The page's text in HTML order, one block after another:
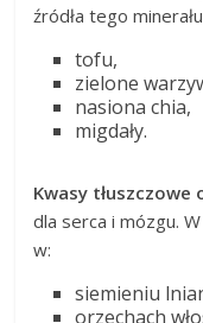
źródła tego
tofu,
zielone
nasiona chia,
migdały.
Kwasy tłuszczowe
dla serca i mózgu.
w:
siemieniu
orzechach